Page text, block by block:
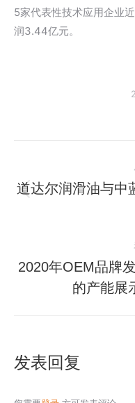
5家代表性技术应用企业
润3.44亿元。
章
道达尔润滑油与中
2020年OEM品牌
的产能展
发表回复